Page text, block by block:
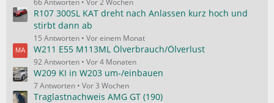
66 Antworten Vor 2 Wochen
R107 300SL KAT dreht nach Anlassen kurz hoch und
stirbt dann ab
15 Antworten Vor einem Monat
W211 E55 M113ML Ölverbrauch/Ölverlust
92 Antworten Vor 4 Monaten
W209 KI in W203 um-/einbauen
7 Antworten Vor 3 Wochen
Traglastnachweis AMG GT (190)